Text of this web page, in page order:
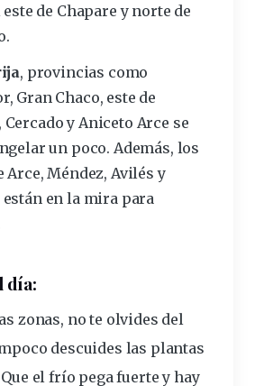
de Chapare y norte de
, provincias como
Gran Chaco, este de
Cercado y Aniceto Arce se
un poco. Además, los
Arce, Méndez, Avilés y
están en la mira para
día:
zonas, no te olvides del
descuides las plantas
el frío pega fuerte y hay